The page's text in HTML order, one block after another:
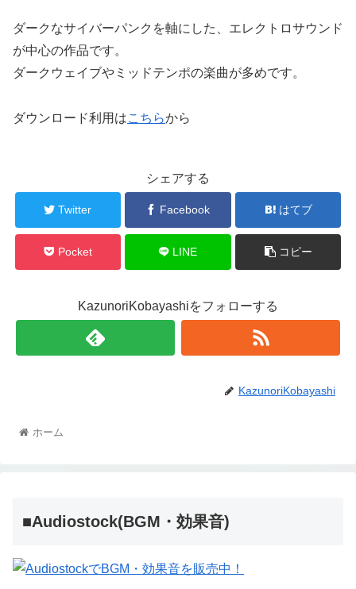
ダークなサイバーパンクを軸にした、エレクトロサウンド
が中心の作品です。
ダークウェイブやミッドテンポの楽曲が多めです。
ダウンロード利用はこちらから
シェアする
Twitter Facebook はてブ
Pocket LINE コピー
KazunoriKobayashiをフォローする
KazunoriKobayashi
ホーム
■Audiostock(BGM・効果音)